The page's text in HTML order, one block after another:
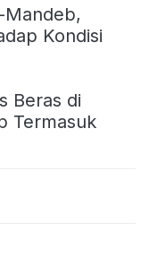
Mandeb,
Kondisi
Beras di
Termasuk